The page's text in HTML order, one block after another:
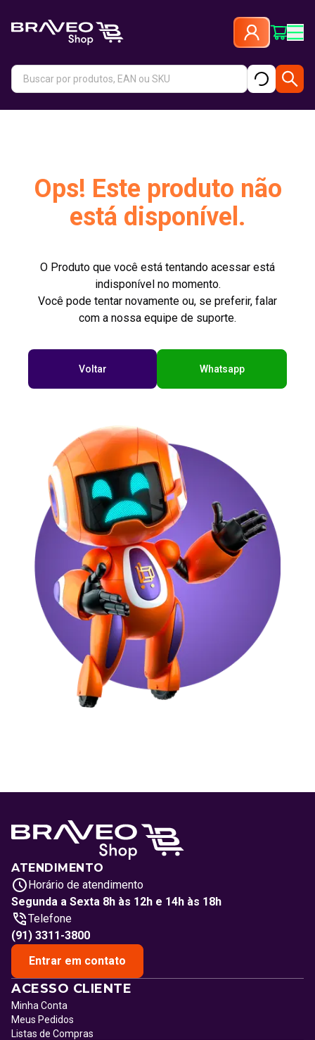
Ops! Este produto não
está disponível.
O Produto que você está tentando acessar está
indisponível no momento.
Você pode tentar novamente ou, se preferir, falar
com a nossa equipe de suporte.
Voltar Whatsapp
ATENDIMENTO
Horário de atendimento
Segunda a Sexta 8h às 12h e 14h às 18h
Telefone
(91) 3311-3800
Entrar em contato
ACESSO CLIENTE
Minha Conta
Meus Pedidos
Listas de Compras